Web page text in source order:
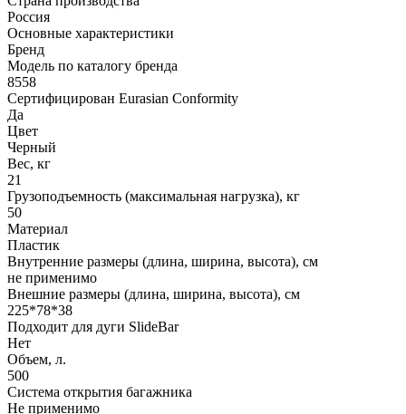
Россия
Основные характеристики
Бренд
Модель по каталогу бренда
8558
Сертифицирован Eurasian Conformity
Да
Цвет
Черный
Вес, кг
21
Грузоподъемность (максимальная нагрузка), кг
50
Материал
Пластик
Внутренние размеры (длина, ширина, высота), см
не применимо
Внешние размеры (длина, ширина, высота), см
225*78*38
Подходит для дуги SlideBar
Нет
Объем, л.
500
Система открытия багажника
Не применимо